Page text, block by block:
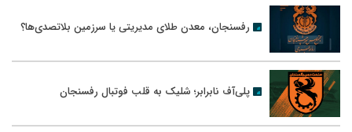
رفسنجان، معدن طلای مدیریتی یا سرزمین بلاتصدی‌ها؟
پلی‌آف نابرابر؛ شلیک به قلب فوتبال رفسنجان